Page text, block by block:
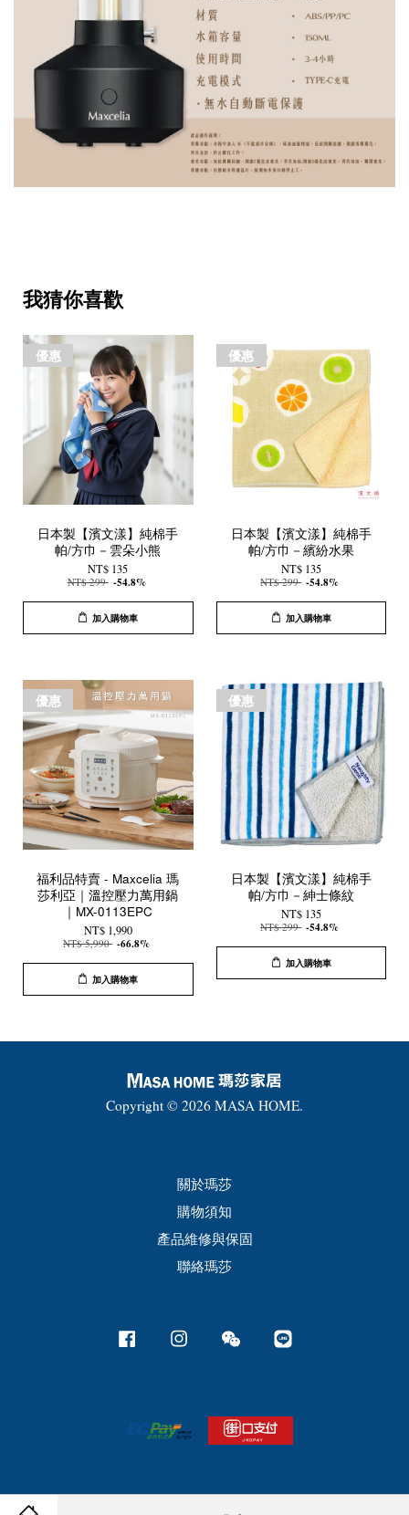
我猜你喜歡
優惠
日本製【濱文漾】純棉手
帕/方巾－雲朵小熊
NT$ 135
NT$ 299 -54.8%
加入購物車
優惠
日本製【濱文漾】純棉手
帕/方巾－繽紛水果
NT$ 135
NT$ 299 -54.8%
加入購物車
優惠
福利品特賣 - Maxcelia 瑪
莎利亞｜溫控壓力萬用鍋
｜MX-0113EPC
NT$ 1,990
NT$ 5,990 -66.8%
加入購物車
優惠
日本製【濱文漾】純棉手
帕/方巾－紳士條紋
NT$ 135
NT$ 299 -54.8%
加入購物車
Copyright © 2026 MASA HOME.
關於瑪莎
購物須知
產品維修與保固
聯絡瑪莎
Facebook Instagram Wechat